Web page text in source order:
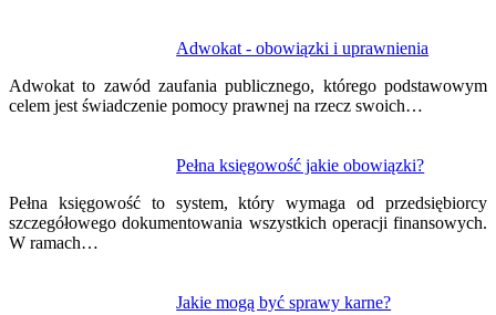
Adwokat - obowiązki i uprawnienia
Adwokat to zawód zaufania publicznego, którego podstawowym
celem jest świadczenie pomocy prawnej na rzecz swoich…
Pełna księgowość jakie obowiązki?
Pełna księgowość to system, który wymaga od przedsiębiorcy
szczegółowego dokumentowania wszystkich operacji finansowych.
W ramach…
Jakie mogą być sprawy karne?